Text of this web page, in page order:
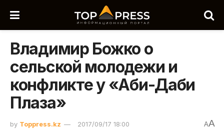
Владимир Божко о
сельской молодежи и
конфликте у «Аби-Даби
Плаза»
by Toppress.kz 2017/09/17 18:00 AA